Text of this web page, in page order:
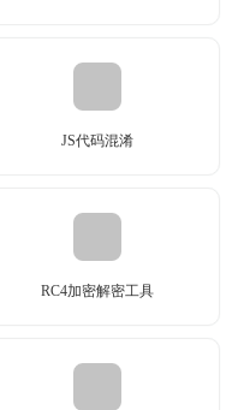
JS代码混淆
RC4加密解密工具